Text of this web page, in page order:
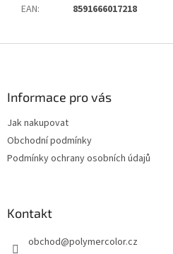
EAN: 8591666017218
Informace pro vás
Jak nakupovat
Obchodní podmínky
Podmínky ochrany osobních údajů
Kontakt
obchod@polymercolor.cz